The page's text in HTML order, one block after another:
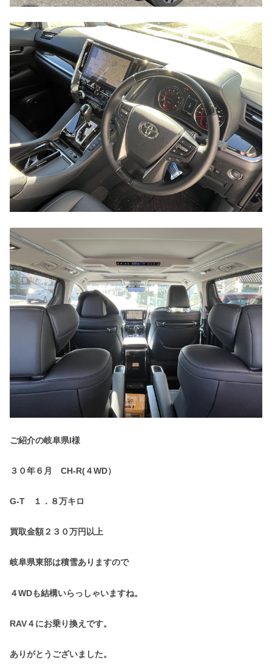
ご紹介の岐阜県I様
３０年６月 CH-R(４WD）
G-T １．８万キロ
買取金額２３０万円以上
岐阜県東部は積雪ありますので
４WDも結構いらっしゃいますね。
RAV４にお乗り換えです。
ありがとうございました。